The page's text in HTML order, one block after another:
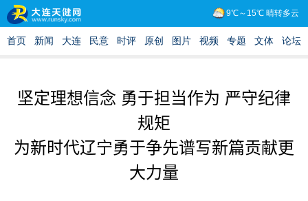
坚定理想信念 勇于担当作为 严守纪律
规矩
为新时代辽宁勇于争先谱写新篇贡献更
大力量